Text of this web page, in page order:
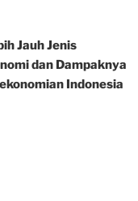
Jauh Jenis
dan Dampaknya
Indonesia